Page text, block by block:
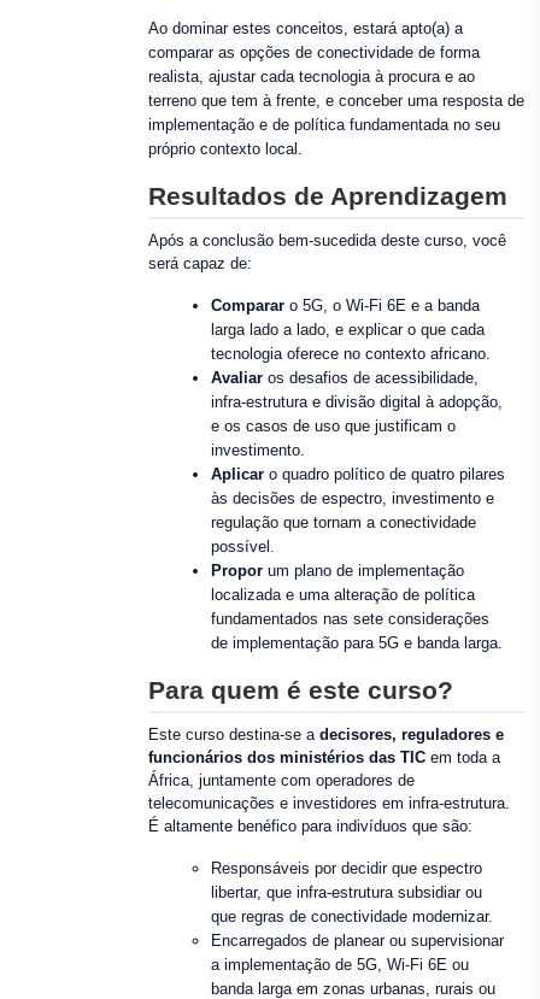
Ao dominar estes conceitos, estará apto(a) a
comparar as opções de conectividade de forma
realista, ajustar cada tecnologia à procura e ao
terreno que tem à frente, e conceber uma resposta de
implementação e de política fundamentada no seu
próprio contexto local.
Resultados de Aprendizagem
Após a conclusão bem-sucedida deste curso, você
será capaz de:
Comparar o 5G, o Wi-Fi 6E e a banda
larga lado a lado, e explicar o que cada
tecnologia oferece no contexto africano.
Avaliar os desafios de acessibilidade,
infra-estrutura e divisão digital à adopção,
e os casos de uso que justificam o
investimento.
Aplicar o quadro político de quatro pilares
às decisões de espectro, investimento e
regulação que tornam a conectividade
possível.
Propor um plano de implementação
localizada e uma alteração de política
fundamentados nas sete considerações
de implementação para 5G e banda larga.
Para quem é este curso?
Este curso destina-se a decisores, reguladores e
funcionários dos ministérios das TIC em toda a
África, juntamente com operadores de
telecomunicações e investidores em infra-estrutura.
É altamente benéfico para indivíduos que são:
Responsáveis por decidir que espectro
libertar, que infra-estrutura subsidiar ou
que regras de conectividade modernizar.
Encarregados de planear ou supervisionar
a implementação de 5G, Wi-Fi 6E ou
banda larga em zonas urbanas, rurais ou